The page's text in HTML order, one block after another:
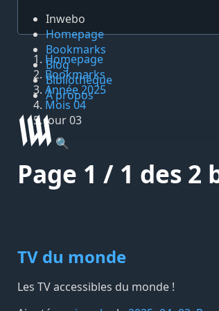
Inwebo
Homepage
Bookmarks
Blog
Bibliothèque
À propos
🔍
Homepage
Bookmarks
Année 2025
Mois 04
Jour 03
Page 1 / 1 des
TV du monde
Les TV accessibles du monde !